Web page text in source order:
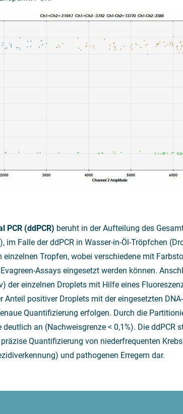
PCR (ddPCR) beruht in der Aufteilung des
im Falle der ddPCR in Wasser-in-Öl-Tröpfchen
Tropfen, wobei verschiedene mit
Assays eingesetzt werden können.
der einzelnen Droplets mit Hilfe eines
Anteil positiver Droplets mit der eingesetzten
Quantifizierung erfolgen. Durch die
an (Nachweisgrenze < 0,1%). Die ddPCR
Quantifizierung von niederfrequenten
und pathogenen Erregern dar.